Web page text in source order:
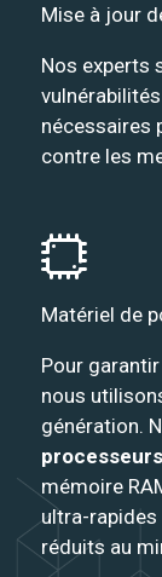
Mise à jour
Nos experts
nécessaires
contre les
Matériel de
Pour
nous
génération.
mémoire
ultra-
réduits au